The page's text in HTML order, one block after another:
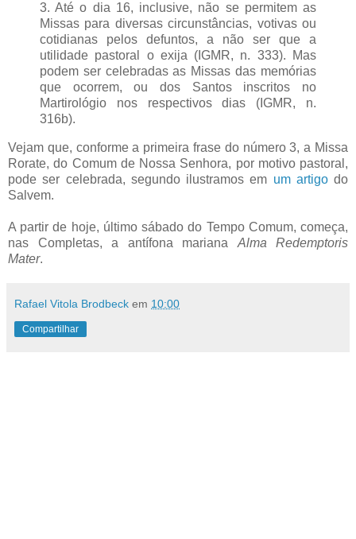
3. Até o dia 16, inclusive, não se permitem as
Missas para diversas circunstâncias, votivas ou
cotidianas pelos defuntos, a não ser que a
utilidade pastoral o exija (IGMR, n. 333). Mas
podem ser celebradas as Missas das memórias
que ocorrem, ou dos Santos inscritos no
Martirológio nos respectivos dias (IGMR, n.
316b).
Vejam que, conforme a primeira frase do número 3, a Missa
Rorate, do Comum de Nossa Senhora, por motivo pastoral,
pode ser celebrada, segundo ilustramos em um artigodo
Salvem.
A partir de hoje, último sábado do Tempo Comum, começa,
nas Completas, a antífona mariana Alma Redemptoris
Mater.
Rafael Vitola Brodbeck em 10:00
Compartilhar